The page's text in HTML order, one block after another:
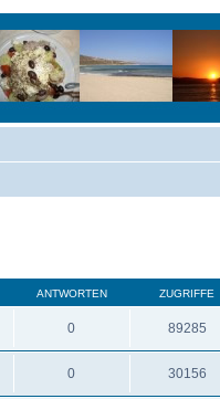
ANTWORTEN ZUGRIFFE
0 89285
0 30156